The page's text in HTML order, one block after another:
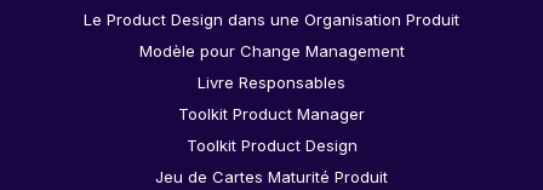
Le Product Design dans une Organisation Produit
Modèle pour Change Management
Livre Responsables
Toolkit Product Manager
Toolkit Product Design
Jeu de Cartes Maturité Produit